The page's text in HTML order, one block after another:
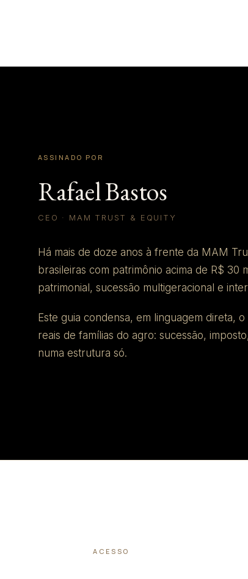
ASSINADO POR
Rafael Bastos
CEO · MAM TRUST & EQUITY
Há mais de doze anos à frente da MAM
brasileiras com patrimônio acima de R$ 30
patrimonial, sucessão multigeracional e
Este guia condensa, em linguagem direta,
reais de famílias do agro: sucessão,
numa estrutura só.
ACESSO